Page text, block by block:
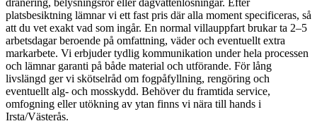
dränering, belysningsrör eller dagvattenlösningar. Efter
platsbesiktning lämnar vi ett fast pris där alla moment specificeras, så
att du vet exakt vad som ingår. En normal villauppfart brukar ta 2–5
arbetsdagar beroende på omfattning, väder och eventuellt extra
markarbete. Vi erbjuder tydlig kommunikation under hela processen
och lämnar garanti på både material och utförande. För lång
livslängd ger vi skötselråd om fogpåfyllning, rengöring och
eventuellt alg- och mosskydd. Behöver du framtida service,
omfogning eller utökning av ytan finns vi nära till hands i
Irsta/Västerås.